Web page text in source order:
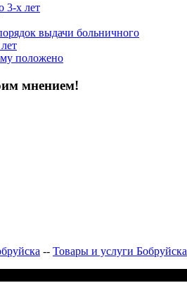
3-х лет
выдачи больничного
положено
мнением!
-- Товары и услуги Бобруйска